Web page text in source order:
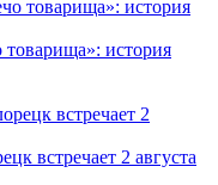
товарища»: история
встречает 2 августа